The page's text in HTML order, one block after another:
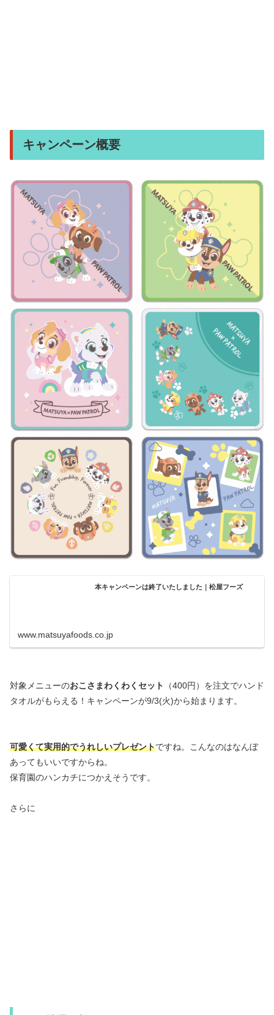
キャンペーン概要
本キャンペーンは終了いたしました｜松屋フーズ
www.matsuyafoods.co.jp
対象メニューのおこさまわくわくセット
（400円）を注文でハンド
タオルがもらえる！キャンペーンが9/3(火)から始まります。
可愛くて実用的でうれしいプレゼントですね。こんなのはなんぼ
あってもいいですからね。
保育園のハンカチにつかえそうです。
さらに